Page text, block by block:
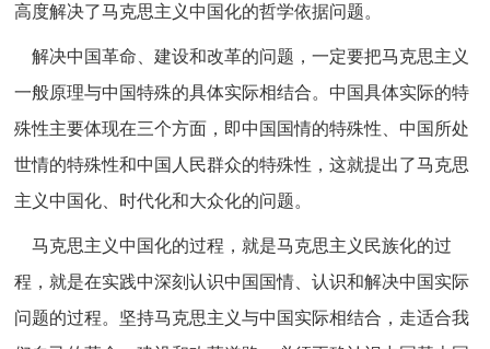
高度解决了马克思主义中国化的哲学依据问题。
解决中国革命、建设和改革的问题，一定要把马克思主义
一般原理与中国特殊的具体实际相结合。中国具体实际的特
殊性主要体现在三个方面，即中国国情的特殊性、中国所处
世情的特殊性和中国人民群众的特殊性，这就提出了马克思
主义中国化、时代化和大众化的问题。
马克思主义中国化的过程，就是马克思主义民族化的过
程，就是在实践中深刻认识中国国情、认识和解决中国实际
问题的过程。坚持马克思主义与中国实际相结合，走适合我